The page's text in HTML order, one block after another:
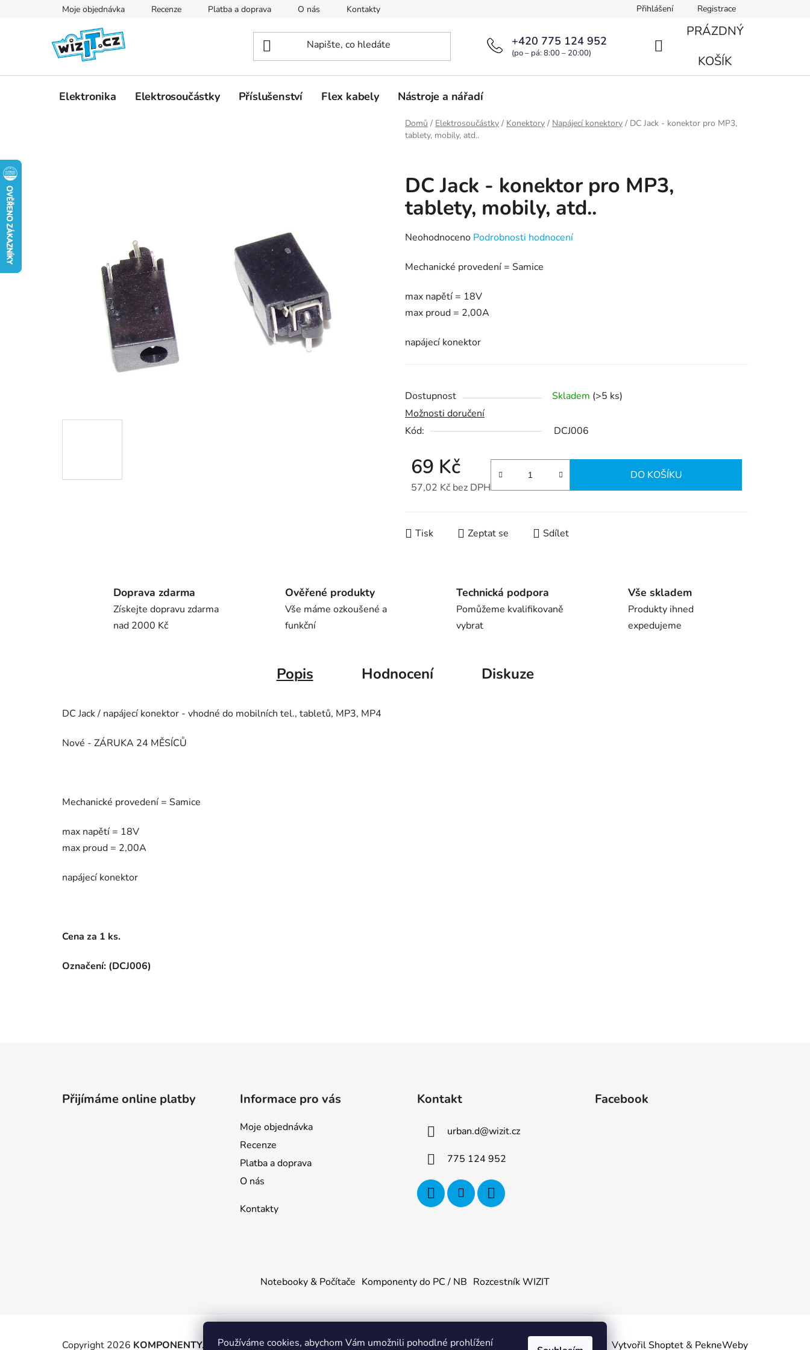
Používáme cookies, abychom Vám umožnili pohodlné prohlížení
Moje objednávka Recenze Platba a doprava O nás Kontakty Přihlášení Registrace
+420 775 124 952
(po – pá: 8:00 – 20:00)
NÁKUPNÍ
PRÁZDNÝ
KOŠÍK
Elektronika Elektrosoučástky Příslušenství Flex kabely Nástroje a nářadí
Domů / Elektrosoučástky / Konektory / Napájecí konektory / DC Jack - konektor pro MP3,
tablety, mobily, atd..
DC Jack - konektor pro MP3,
tablety, mobily, atd..
Průměrné
produktu
0,0
z
hvězdiček.
Neohodnoceno Podrobnosti hodnocení
Mechanické provedení = Samice
max napětí = 18V
max proud = 2,00A
napájecí konektor
Dostupnost Skladem (>5 ks)
Možnosti doručení
Kód:
DCJ006
69 Kč
57,02 Kč bez DPH
DO KOŠÍKU
Tisk Zeptat se Sdílet
Doprava zdarma
Získejte dopravu zdarma
nad 2000 Kč
Ověřené produkty
Vše máme ozkoušené a
funkční
Technická podpora
Pomůžeme kvalifikovaně
vybrat
Vše skladem
Produkty ihned
expedujeme
Popis Hodnocení Diskuze
DC Jack / napájecí konektor - vhodné do mobilních tel., tabletů, MP3, MP4
Nové - ZÁRUKA 24 MĚSÍCŮ
Mechanické provedení = Samice
max napětí = 18V
max proud = 2,00A
napájecí konektor
Cena za 1 ks.
Označení: (DCJ006)
Přijímáme online platby Informace pro vás
Moje objednávka
Recenze
Platba a doprava
O nás
Kontakty
Kontakt
urban.d@wizit.cz
775 124 952
Facebook
Notebooky & Počítače Komponenty do PC / NB Rozcestník WIZIT
Vytvořil Shoptet & PekneWeby
Copyright 2026 KOMPONENTY.NET / WIZIT.EU. Všechna práva vyhrazena.|Obchodní podmínky|Ochrana osobních